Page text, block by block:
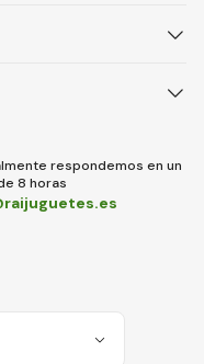
respondemos en un
8 horas